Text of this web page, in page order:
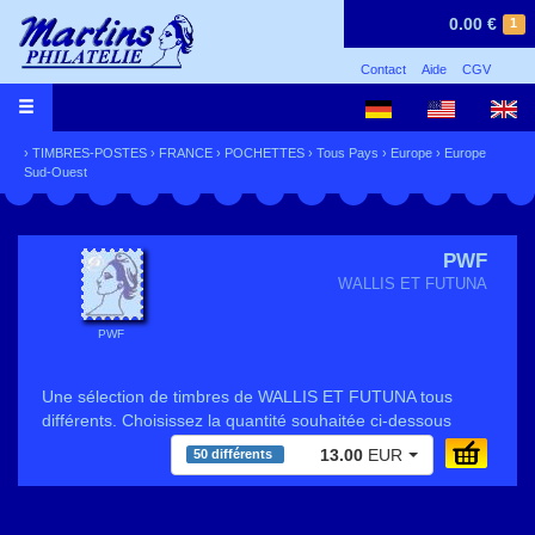
1
0.00 €
Contact Aide CGV
› TIMBRES-POSTES › FRANCE › POCHETTES › Tous Pays › Europe › Europe
Sud-Ouest
PWF
PWF
WALLIS ET FUTUNA
Une sélection de timbres de WALLIS ET FUTUNA tous
différents. Choisissez la quantité souhaitée ci-dessous
50 différents 13.00 EUR